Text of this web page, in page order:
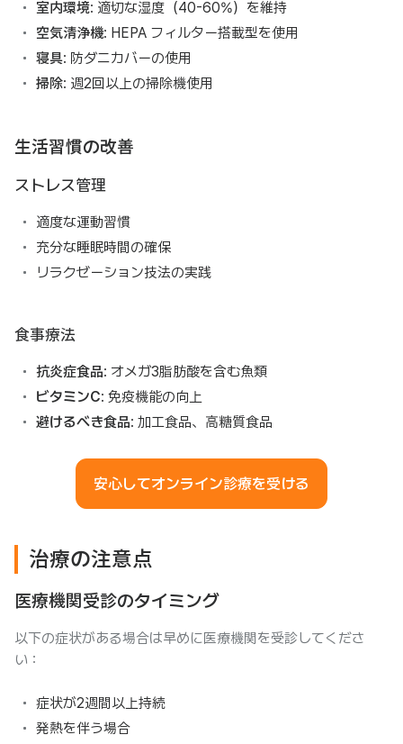
室内環境: 適切な湿度（40-60%）を維持
空気清浄機: HEPA フィルター搭載型を使用
寝具: 防ダニカバーの使用
掃除: 週2回以上の掃除機使用
生活習慣の改善
ストレス管理
適度な運動習慣
充分な睡眠時間の確保
リラクゼーション技法の実践
食事療法
抗炎症食品: オメガ3脂肪酸を含む魚類
ビタミンC: 免疫機能の向上
避けるべき食品: 加工食品、高糖質食品
安心してオンライン診療を受ける
治療の注意点
医療機関受診のタイミング
以下の症状がある場合は早めに医療機関を受診してくださ
い：
症状が2週間以上持続
発熱を伴う場合